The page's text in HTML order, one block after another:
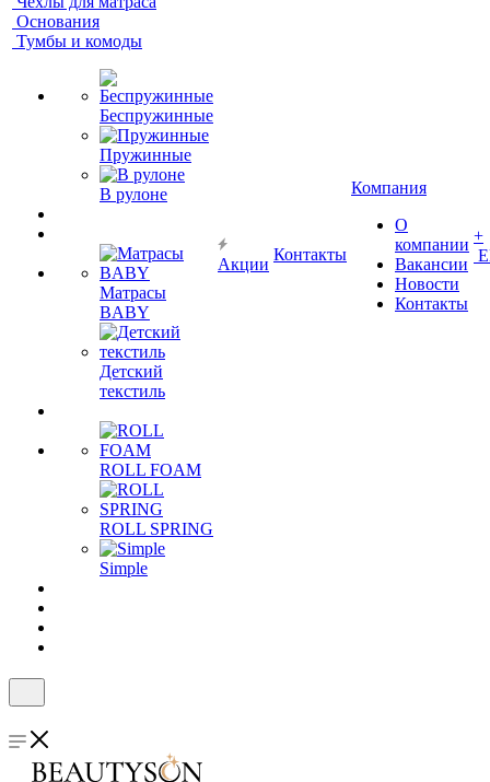
Основания
Тумбы и комоды
Беспружинные
Пружинные
В рулоне
Матрасы
BABY
Детский
текстиль
ROLL FOAM
ROLL SPRING
Simple
Акции
Контакты
Компания
О
компании
Вакансии
Новости
Контакты
+